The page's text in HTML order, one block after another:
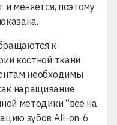
и меняется, поэтому
к
костной ткани
необходимы
наращивание
методики “все на
зубов All-on-6